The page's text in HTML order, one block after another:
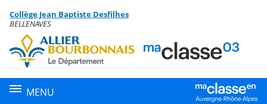
Menu de la rubrique
Contenu
Collège Jean Baptiste Desfilhes
BELLENAVES
MENU